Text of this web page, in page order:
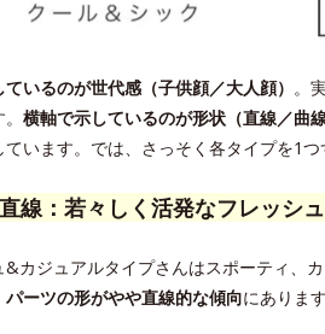
いるのが世代感（子供顔／大人顔） 。
横軸で示しているのが形状（直線／曲線
ています。では、さっそく各タイプを1
線：若々しく活発なフレッシ
&カジュアルタイプさんはスポーティ、
パーツの形がやや直線的な傾向にあります